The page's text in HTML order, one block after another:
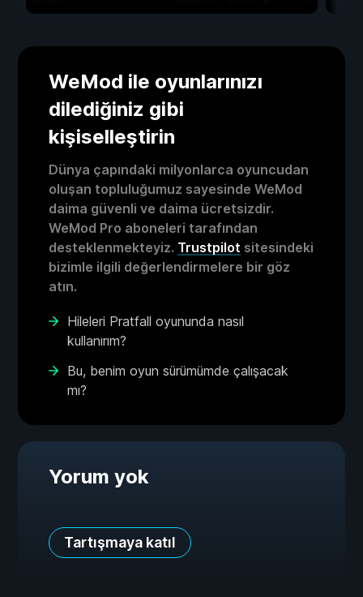
WeMod ile oyunlarınızı
dilediğiniz gibi
kişiselleştirin
Dünya çapındaki milyonlarca oyuncudan
oluşan topluluğumuz sayesinde WeMod
daima güvenli ve daima ücretsizdir.
WeMod Pro aboneleri tarafından
desteklenmekteyiz. Trustpilot sitesindeki
bizimle ilgili değerlendirmelere bir göz
atın.
Hileleri Pratfall oyununda nasıl
kullanırım?
Bu, benim oyun sürümümde çalışacak
mı?
Yorum yok
Tartışmaya katıl